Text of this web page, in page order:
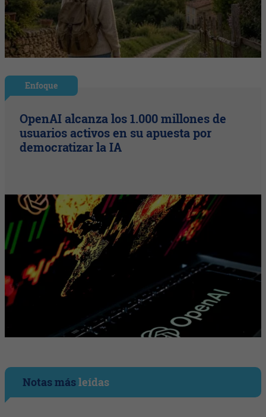
Enfoque
OpenAI alcanza los 1.000 millones de
usuarios activos en su apuesta por
democratizar la IA
Notas másleídas